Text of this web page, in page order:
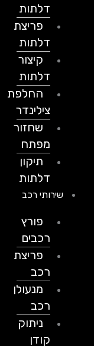
דלתות
פריצת
דלתות
קיצור
דלתות
החלפת
צילינדר
שחזור
מפתח
תיקון
דלתות
שירותי רכב
פורץ
רכבים
פריצת
מנעולן
ניתוק